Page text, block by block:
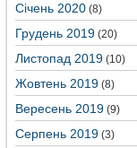
Січень 2020 (8)
Грудень 2019 (20)
Листопад 2019 (10)
Жовтень 2019 (8)
Вересень 2019 (9)
Серпень 2019 (3)